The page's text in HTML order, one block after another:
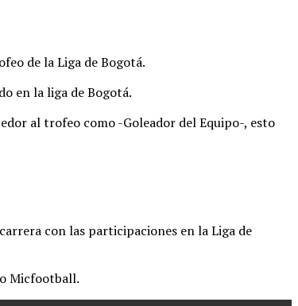
de la Liga de Bogotá.
en la liga de Bogotá.
al trofeo como -Goleador del Equipo-, esto
con las participaciones en la Liga de
Micfootball.